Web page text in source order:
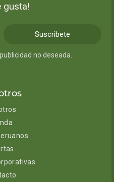
gusta!
Suscribete
no deseada.